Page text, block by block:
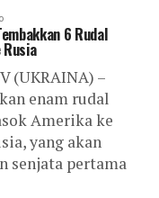
6 Rudal
(UKRAINA) –
enam rudal
Amerika ke
yang akan
senjata pertama